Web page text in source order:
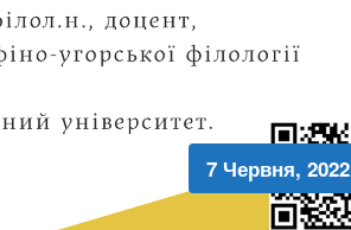
7 Червня, 2022